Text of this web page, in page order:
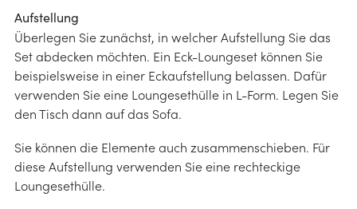
& UV-Schutz
und Instandhaltung
der Auswahl
Markise
Aufstellung
Überlegen Sie zunächst, in welcher Aufstellung Sie das
Set abdecken möchten. Ein Eck-Loungeset können Sie
beispielsweise in einer Eckaufstellung belassen. Dafür
verwenden Sie eine Loungesethülle in L-Form. Legen Sie
den Tisch dann auf das Sofa.
Sie können die Elemente auch zusammenschieben. Für
diese Aufstellung verwenden Sie eine rechteckige
Loungesethülle.